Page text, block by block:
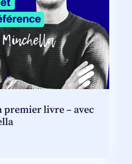
premier livre – avec